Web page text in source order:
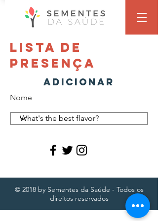
Lista de
presença
Adicionar
Nome
© 2018 by Sementes da Saúde - Todos os
direitos reservados